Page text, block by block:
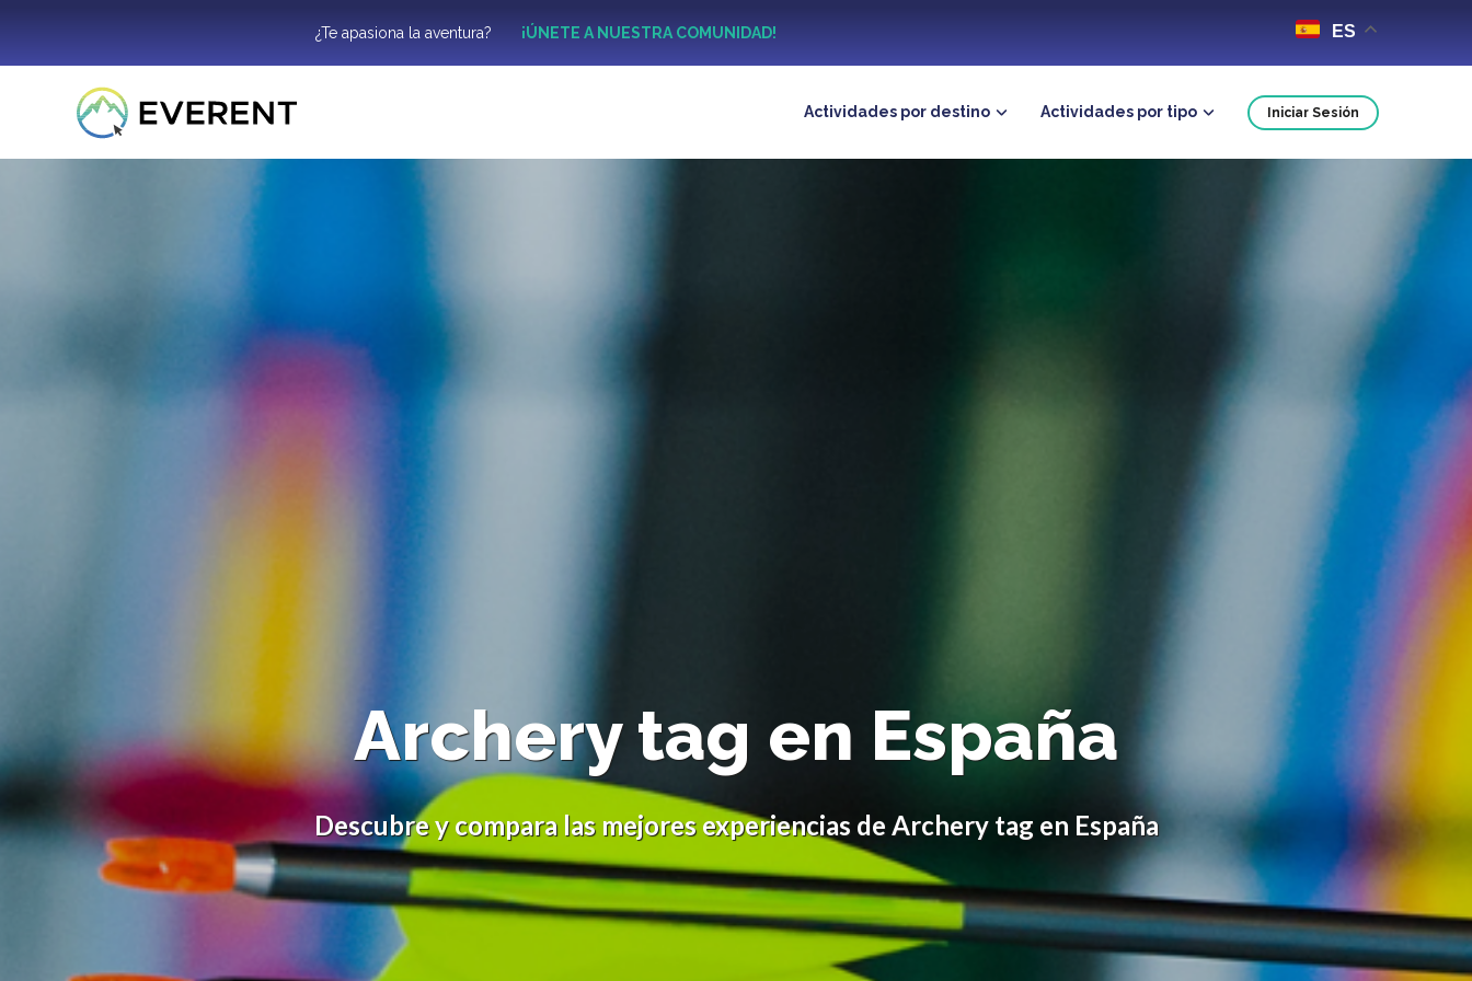
¿Te apasiona la aventura? ¡ÚNETE A NUESTRA COMUNIDAD! ES
Actividades por destino Actividades por tipo Iniciar Sesión
Archery tag en España
Descubre y compara las mejores experiencias de Archery tag en España